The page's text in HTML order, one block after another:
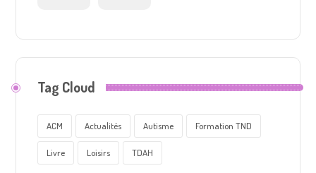
Tag Cloud
ACM Actualités Autisme Formation TND
Livre Loisirs TDAH